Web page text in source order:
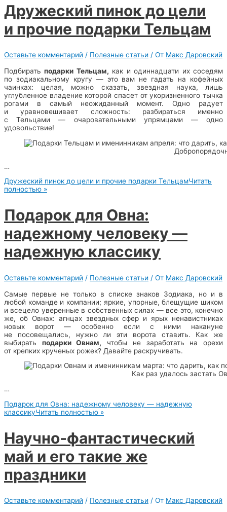
Дружеский пинок до цели
и прочие подарки Тельцам
Оставьте комментарий / Полезные статьи / От Макс Даровский
Подбиратьподарки Тельцам, как и одиннадцати их соседям
по зодиакальному кругу — это вам не гадать на кофейных
чаинках: целая, можно сказать, звездная наука, лишь
углубленное владение которой спасет от укоризненного тычка
рогами в самый неожиданный момент. Одно радует
и уравновешивает сложность: разбираться именно
с Тельцами — очаровательными упрямцами — одно
удовольствие!
…
Дружеский пинок до цели и прочие подарки ТельцамЧитать
полностью »
Подарок для Овна:
надежному человеку —
надежную классику
Оставьте комментарий / Полезные статьи / От Макс Даровский
Самые первые не только в списке знаков Зодиака, но и в
любой команде и компании; яркие, упорные, блещущие шиком
и всецело уверенные в собственных силах — все это, конечно
же, об Овнах: агнцах звездных сфер и ярых ненавистниках
новых ворот — особенно если с ними накануне
не посовещались, нужно ли эти ворота ставить. Как же
выбирать подарки Овнам, чтобы не заработать на орехи
от крепких крученых рожек? Давайте раскручивать.
Как раз удалось застать
…
Подарок для Овна: надежному человеку — надежную
классикуЧитать полностью »
Научно-фантастический
май и его такие же
праздники
Оставьте комментарий / Полезные статьи / От Макс Даровский